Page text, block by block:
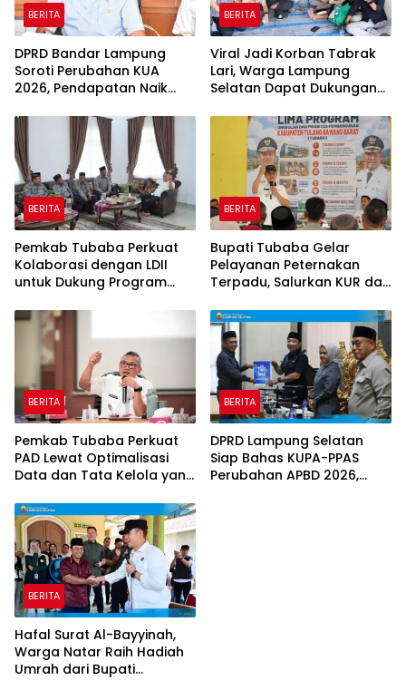
BERITA
DPRD Bandar Lampung
Soroti Perubahan KUA
2026, Pendapatan Naik
Dipangkas
BERITA
Viral Jadi Korban Tabrak
Lari, Warga Lampung
Selatan Dapat Dukungan
Influencer
BERITA
Pemkab Tubaba Perkuat
Kolaborasi dengan LDII
untuk Dukung Program
BERITA
Bupati Tubaba Gelar
Pelayanan Peternakan
Terpadu, Salurkan KUR dan
Ketenagakerjaan
BERITA
Pemkab Tubaba Perkuat
PAD Lewat Optimalisasi
Data dan Tata Kelola yang
BERITA
DPRD Lampung Selatan
Siap Bahas KUPA-PPAS
Perubahan APBD 2026,
BERITA
Hafal Surat Al-Bayyinah,
Warga Natar Raih Hadiah
Umrah dari Bupati